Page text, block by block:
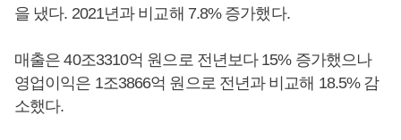
을 냈다. 2021년과 비교해 7.8% 증가했다.
매출은 40조3310억 원으로 전년보다 15% 증가했으나
영업이익은 1조3866억 원으로 전년과 비교해 18.5% 감
소했다.